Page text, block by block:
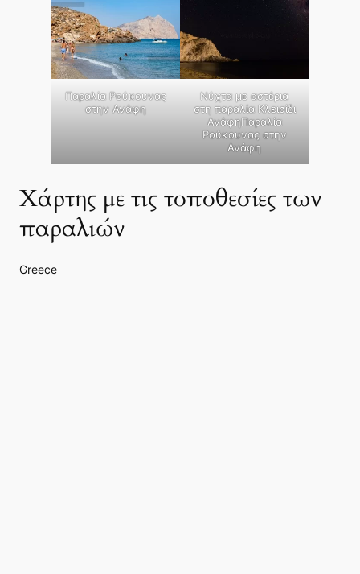
Παραλία Ρούκουνας
στην Ανάφη
Νύχτα με αστέρια
στη παραλία Κλεισίδι
ΑνάφηΠαραλία
Ρούκουνας στην
Ανάφη
Χάρτης με τις τοποθεσίες των
παραλιών
Greece